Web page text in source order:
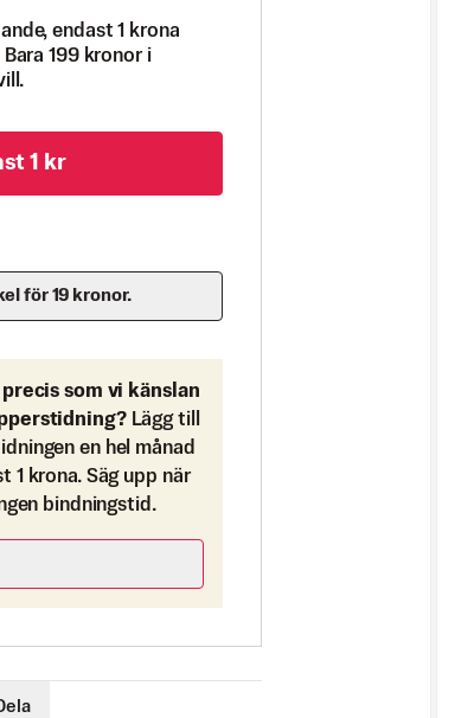
endast 1 krona
199 kronor i
1 kr
för 19 kronor.
som vi känslan
Lägg till
en hel månad
1 krona. Säg upp när
bindningstid.